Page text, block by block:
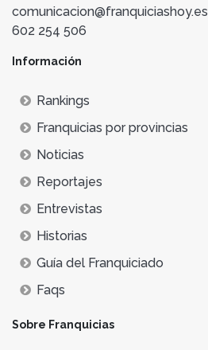
comunicacion@franquiciashoy.es
602 254 506
Información
Rankings
Franquicias por provincias
Noticias
Reportajes
Entrevistas
Historias
Guía del Franquiciado
Faqs
Sobre Franquicias